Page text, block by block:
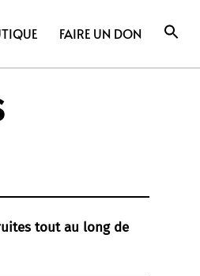
FAIRE UN DON
tout au long de